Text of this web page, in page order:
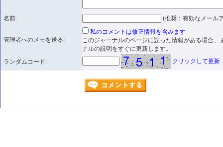
名前: (推奨：有効なメール
管理者へのメモを送る:
私のコメントは修正情報を含みます
このジャーナルのページに誤った情報がある場合
ナルの説明をすぐに更新します。
ランダムコード:
クリックして更新